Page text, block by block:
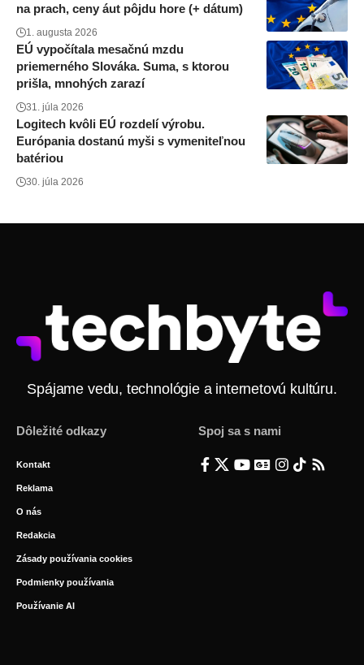
na prach, ceny áut pôjdu hore (+ dátum)
1. augusta 2026
EÚ vypočítala mesačnú mzdu
priemerného Slováka. Suma, s ktorou
prišla, mnohých zarazí
31. júla 2026
Logitech kvôli EÚ rozdelí výrobu.
Európania dostanú myši s vymeniteľnou
batériou
30. júla 2026
Spájame vedu, technológie a internetovú kultúru.
Dôležité odkazy
Kontakt
Reklama
O nás
Redakcia
Zásady používania cookies
Podmienky používania
Používanie AI
Spoj sa s nami